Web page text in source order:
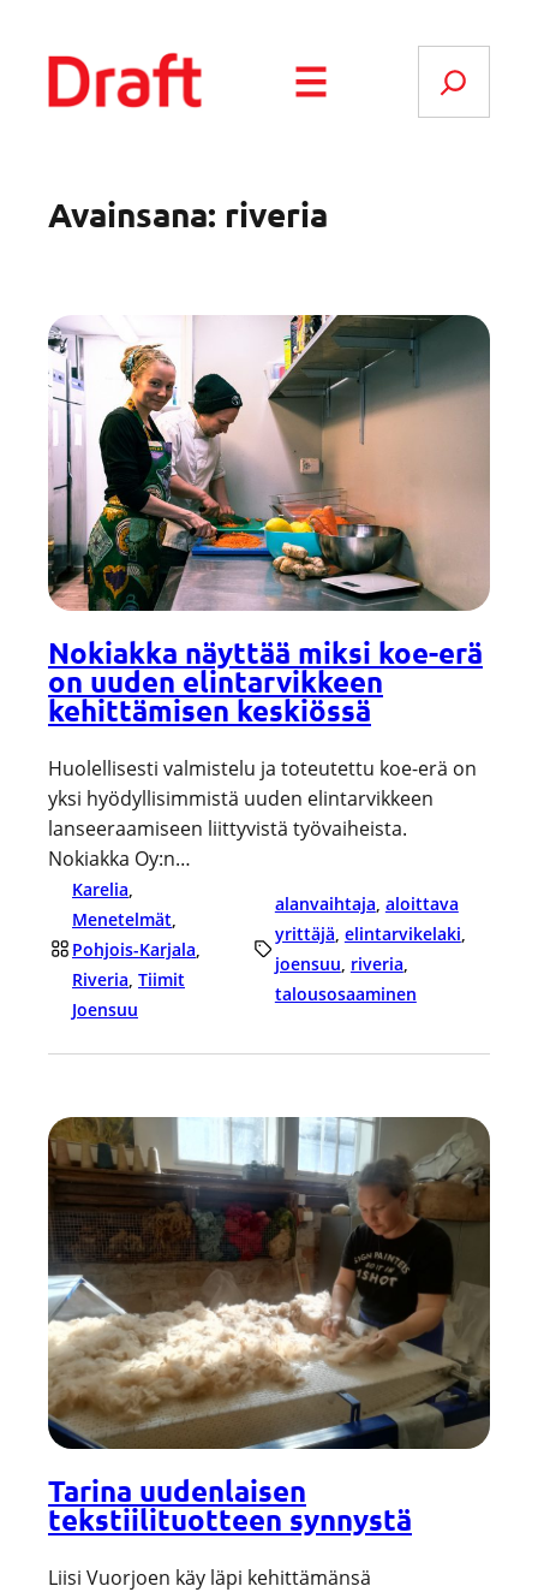
sisältöön
Avainsana: riveria
Nokiakka näyttää miksi koe-erä
on uuden elintarvikkeen
kehittämisen keskiössä
Huolellisesti valmistelu ja toteutettu koe-erä on
yksi hyödyllisimmistä uuden elintarvikkeen
lanseeraamiseen liittyvistä työvaiheista.
Nokiakka Oy:n…
Karelia
Menetelmät
Pohjois-Karjala
Riveria Tiimit
Joensuu
alanvaihtaja, aloittava
yrittäjä, elintarvikelaki
joensuu, riveria
talousosaaminen
Tarina uudenlaisen
tekstiilituotteen synnystä
Liisi Vuorjoen käy läpi kehittämänsä